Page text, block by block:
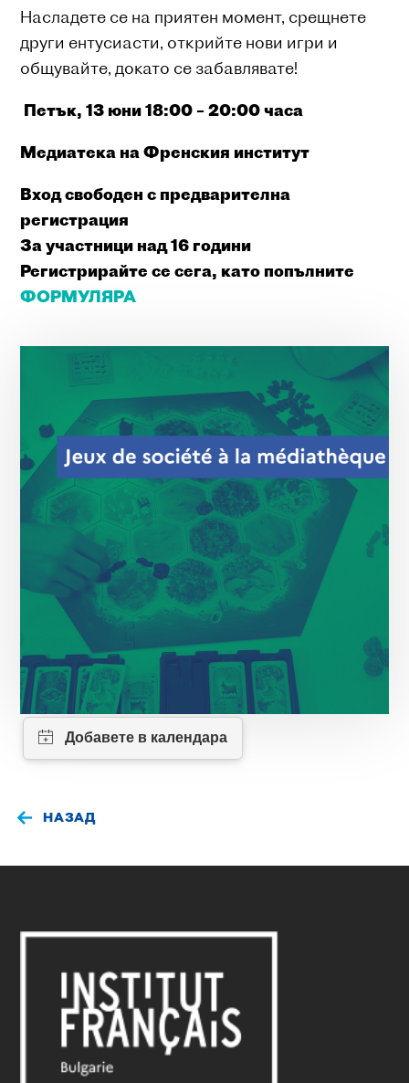
Насладете се на приятен момент, срещнете
други ентусиасти, открийте нови игри и
общувайте, докато се забавлявате!
Петък, 13 юни18:00 – 20:00часа
Медиатека на Френския институт
Вход свободен с предварителна
регистрация
За участници над16 години
Регистрирайте се сега, като попълните
ФОРМУЛЯРА
НАЗАД